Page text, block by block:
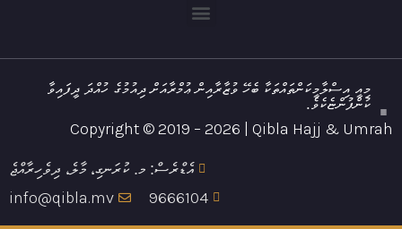
މިއީ އިސްލާމީކަންތައްތަކާ ބެހޭ ވުޒާރާއިން ޢުމްރާއަށް ދިއުމުގެ ހުއްދަ ދީފައިވާ
ކުންފުންޏެކެވެ.
Copyright © 2019 – 2026 | Qibla Hajj & Umrah
އެޑްރެސް: މ. ކުރަނގި، މާލެ، ދިވެހިރާއްޖެ
9666104
info@qibla.mv